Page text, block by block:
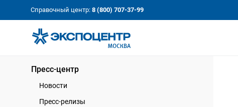
Shows:
a Key to Your Success
выставки вашего успеха
Справочный центр: 8 (800) 707-37-99
Пресс-центр
Новости
Пресс-релизы